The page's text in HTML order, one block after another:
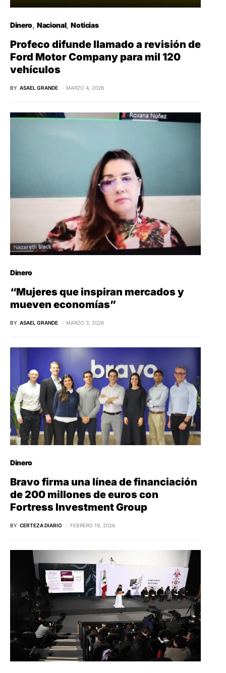
Dinero Nacional Noticias
Profeco difunde llamado a revisión de
Ford Motor Company para mil 120
vehículos
BY ASAEL GRANDE MARZO 4, 2026
Dinero
“Mujeres que inspiran mercados y
mueven economías”
BY ASAEL GRANDE MARZO 3, 2026
Dinero
Bravo firma una línea de financiación
de 200 millones de euros con
Fortress Investment Group
BY CERTEZA DIARIO FEBRERO 19, 2026